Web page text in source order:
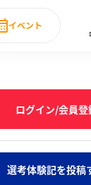
ング みんなの
ュー
イベント
直近のイ
ログイン/会員登
選考体験記を投稿